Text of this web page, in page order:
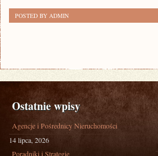
POSTED BY ADMIN
Ostatnie wpisy
Agencje i Pośrednicy Nieruchomości
14 lipca, 2026
Poradniki i Strategie